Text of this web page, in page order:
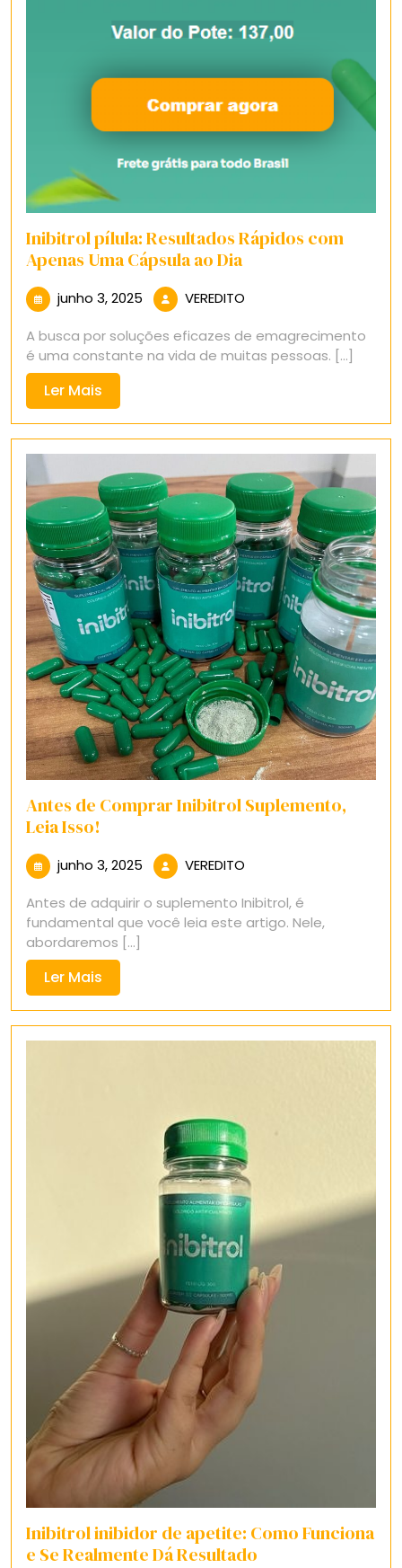
Inibitrol pílula: Resultados Rápidos com
Apenas Uma Cápsula ao Dia
junho 3, 2025 junho
2025
VEREDITO
A busca por soluções eficazes de emagrecimento
é uma constante na vida de muitas pessoas. [...]
Ler Mais
Mais
Antes de Comprar Inibitrol Suplemento,
Leia Isso!
junho 3, 2025 junho
2025
VEREDITO
Antes de adquirir o suplemento Inibitrol, é
fundamental que você leia este artigo. Nele,
abordaremos [...]
Ler Mais
Mais
Inibitrol inibidor de apetite: Como Funciona
e Se Realmente Dá Resultado